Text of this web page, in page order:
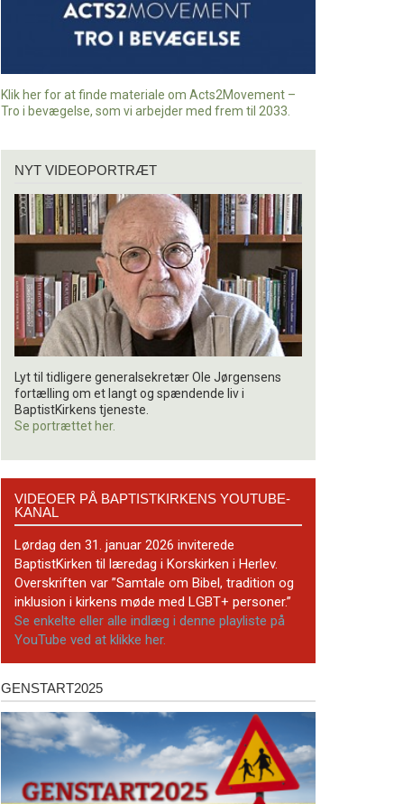
Klik her for at finde materiale om Acts2Movement –
Tro i bevægelse, som vi arbejder med frem til 2033.
videoportræt
NYT VIDEOPORTRÆT
Lyt til tidligere generalsekretær Ole Jørgensens
fortælling om et langt og spændende liv i
BaptistKirkens tjeneste.
Se portrættet her.
BaptistKirkens
YouTube-
kanal
VIDEOER PÅ BAPTISTKIRKENS YOUTUBE-
KANAL
Lørdag den 31. januar 2026 inviterede
BaptistKirken til læredag i Korskirken i Herlev.
Overskriften var ”Samtale om Bibel, tradition og
inklusion i kirkens møde med LGBT+ personer.”
Se enkelte eller alle indlæg i denne playliste på
YouTube ved at klikke her.
Genstart2025
GENSTART2025